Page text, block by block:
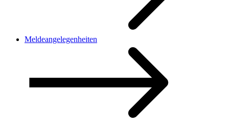
Meldeangelegenheiten